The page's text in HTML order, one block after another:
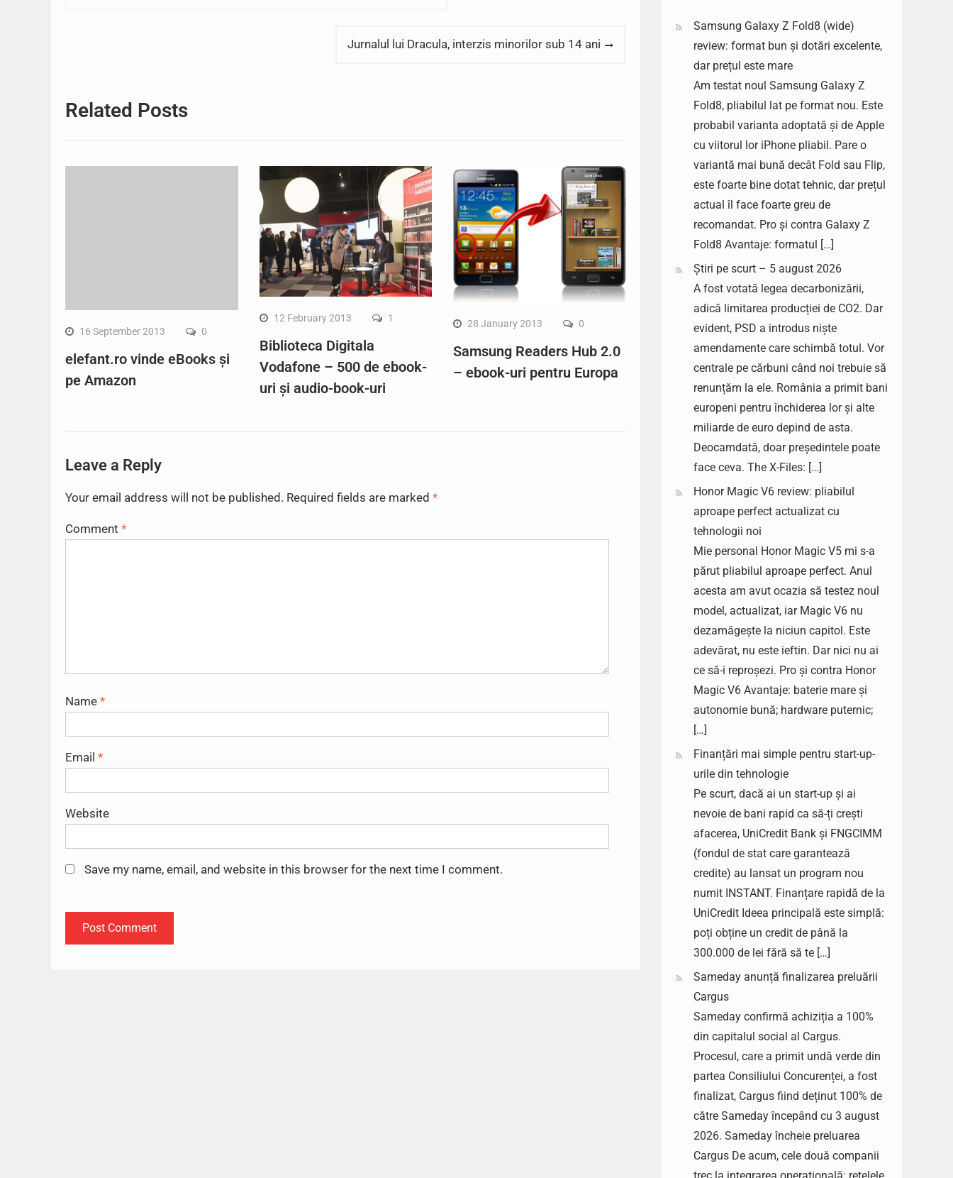
Jurnalul lui Dracula, interzis minorilor sub 14 ani
Related Posts
16 September 2013 0
elefant.ro vinde eBooks și
pe Amazon
12 February 2013 1
Biblioteca Digitala
Vodafone – 500 de ebook-
uri și audio-book-uri
28 January 2013 0
Samsung Readers Hub 2.0
– ebook-uri pentru Europa
Leave a Reply
Your email address will not be published. Required fields are marked *
Comment *
Name *
Email *
Website
Save my name, email, and website in this browser for the next time I comment.
Samsung Galaxy Z Fold8 (wide)
review: format bun și dotări excelente,
dar prețul este mare
Am testat noul Samsung Galaxy Z
Fold8, pliabilul lat pe format nou. Este
probabil varianta adoptată și de Apple
cu viitorul lor iPhone pliabil. Pare o
variantă mai bună decât Fold sau Flip,
este foarte bine dotat tehnic, dar prețul
actual îl face foarte greu de
recomandat. Pro și contra Galaxy Z
Fold8 Avantaje: formatul […]
Știri pe scurt – 5 august 2026
A fost votată legea decarbonizării,
adică limitarea producției de CO2. Dar
evident, PSD a introdus niște
amendamente care schimbă totul. Vor
centrale pe cărbuni când noi trebuie să
renunțăm la ele. România a primit bani
europeni pentru închiderea lor și alte
miliarde de euro depind de asta.
Deocamdată, doar președintele poate
face ceva. The X-Files: […]
Honor Magic V6 review: pliabilul
aproape perfect actualizat cu
tehnologii noi
Mie personal Honor Magic V5 mi s-a
părut pliabilul aproape perfect. Anul
acesta am avut ocazia să testez noul
model, actualizat, iar Magic V6 nu
dezamăgește la niciun capitol. Este
adevărat, nu este ieftin. Dar nici nu ai
ce să-i reproșezi. Pro și contra Honor
Magic V6 Avantaje: baterie mare și
autonomie bună; hardware puternic;
[…]
Finanțări mai simple pentru start-up-
urile din tehnologie
Pe scurt, dacă ai un start-up și ai
nevoie de bani rapid ca să-ți crești
afacerea, UniCredit Bank și FNGCIMM
(fondul de stat care garantează
credite) au lansat un program nou
numit INSTANT. Finanțare rapidă de la
UniCredit Ideea principală este simplă:
poți obține un credit de până la
300.000 de lei fără să te […]
Sameday anunță finalizarea preluării
Cargus
Sameday confirmă achiziția a 100%
din capitalul social al Cargus.
Procesul, care a primit undă verde din
partea Consiliului Concurenței, a fost
finalizat, Cargus fiind deținut 100% de
către Sameday începând cu 3 august
2026. Sameday încheie preluarea
Cargus De acum, cele două companii